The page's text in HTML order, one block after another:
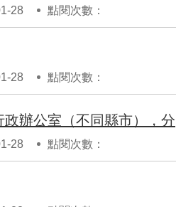
28 點閱次數：
28 點閱次數：
28 點閱次數：